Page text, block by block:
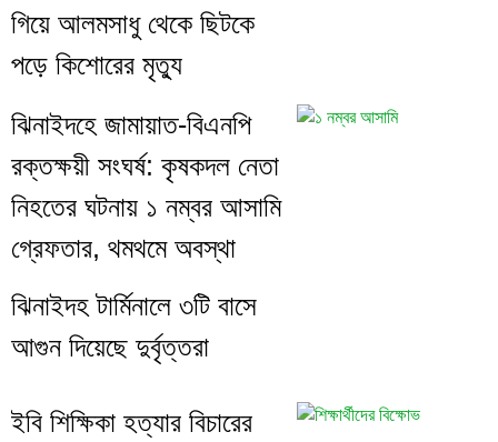
গিয়ে আলমসাধু থেকে ছিটকে
পড়ে কিশোরের মৃত্যু
ঝিনাইদহে জামায়াত-বিএনপি
রক্তক্ষয়ী সংঘর্ষ: কৃষকদল নেতা
নিহতের ঘটনায় ১ নম্বর আসামি
গ্রেফতার, থমথমে অবস্থা
ঝিনাইদহ টার্মিনালে ৩টি বাসে
আগুন দিয়েছে দুর্বৃত্তরা
ইবি শিক্ষিকা হত্যার বিচারের